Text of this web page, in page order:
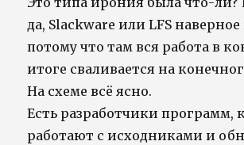
да, Slackware или LFS
потому что там вся работа в
итоге сваливается на
На схеме всё ясно.
Есть разработчики программ,
работают с исходниками и